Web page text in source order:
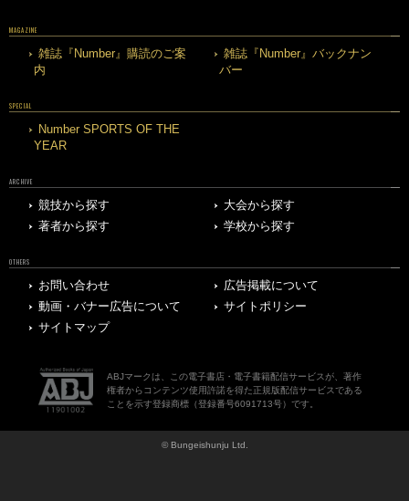
MAGAZINE
雑誌『Number』購読のご案
内
雑誌『Number』バックナン
バー
SPECIAL
Number SPORTS OF THE
YEAR
ARCHIVE
競技から探す
大会から探す
著者から探す
学校から探す
OTHERS
お問い合わせ
広告掲載について
動画・バナー広告について
サイトポリシー
サイトマップ
ABJマークは、この電子書店・電子書籍配信サービスが、著作
権者からコンテンツ使用許諾を得た正規版配信サービスである
ことを示す登録商標（登録番号6091713号）です。
© Bungeishunju Ltd.